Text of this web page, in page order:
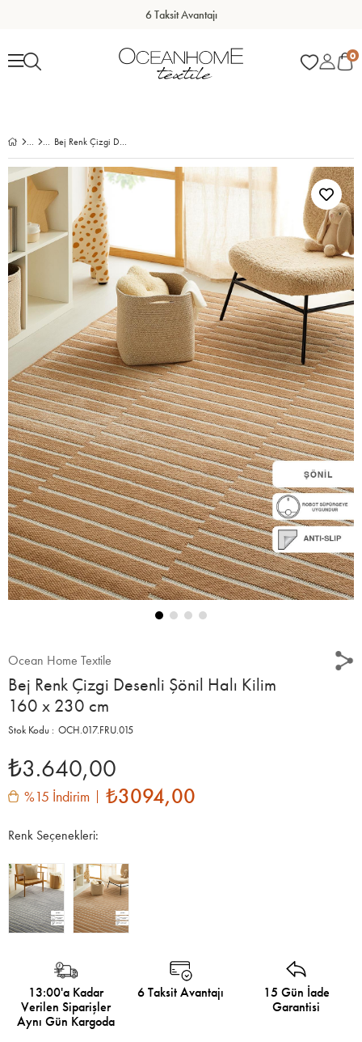
6 Taksit Avantajı
0
Bej Renk Çizgi Desenli Şönil Halı Kilim 160 x 230 cm
Ocean Home Textile
Bej Renk Çizgi Desenli Şönil Halı Kilim
160 x 230 cm
OCH.017.FRU.015
₺3.640,00
%15 İndirim ₺3094,00
Renk Seçenekleri:
13:00'a Kadar
Verilen Siparişler
Aynı Gün Kargoda
6 Taksit Avantajı
15 Gün İade
Garantisi